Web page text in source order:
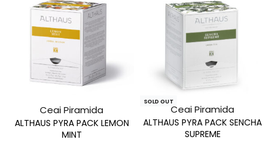
Ceai Piramida
ALTHAUS PYRA PACK LEMON
MINT
SOLD OUT
Ceai Piramida
ALTHAUS PYRA PACK SENCHA
SUPREME